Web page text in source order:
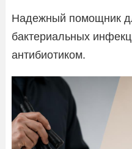
Надежный помощник
бактериальных
антибиотиком.